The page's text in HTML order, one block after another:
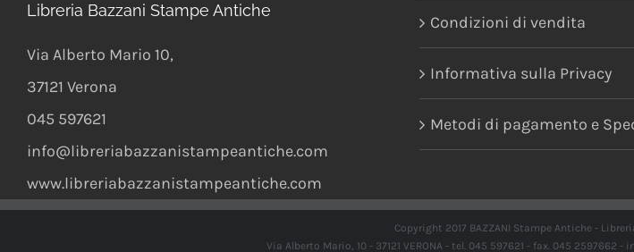
Libreria Bazzani Stampe Antiche
Via Alberto Mario 10,
37121 Verona
045 597621
info@libreriabazzanistampeantiche.com
www.libreriabazzanistampeantiche.com
Condizioni di vendita
Informativa sulla Privacy
Metodi di pagamento e
Copyright 2017 BAZZANI Stampe Antiche -
Via Alberto Mario, 10 - 37121 VERONA - tel. 045 597621 - fax. 045 2597662 -